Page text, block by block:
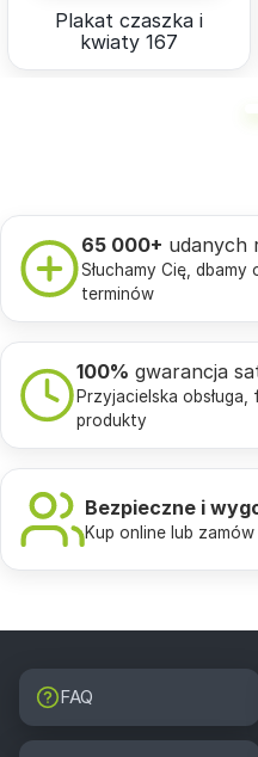
Plakat czaszka i
kwiaty 167
65 000+ udanych
Słuchamy Cię,
terminów
100% gwarancja
Przyjacielska
produkty
Bezpieczne i
Kup online lub
FAQ